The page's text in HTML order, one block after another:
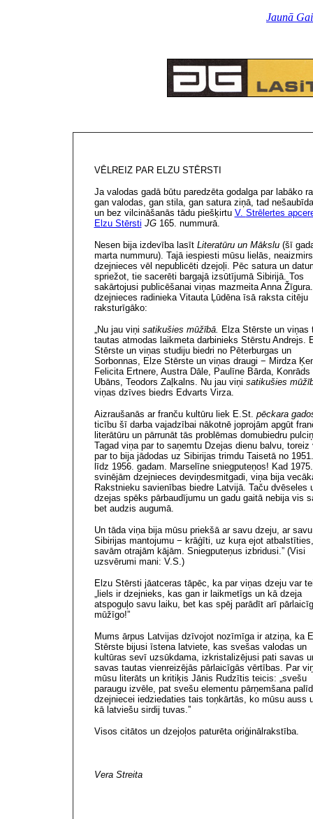
Jaunā
VĒLREIZ PAR ELZU STĒRSTI
Ja valodas gadā būtu paredzēta godalga par labāko
gan valodas, gan stila, gan satura ziņā, tad
un bez vilcināšanās tādu piešķirtu V. Strēlertes
Elzu Stērsti JG 165. nummurā.
Nesen bija izdevība lasīt Literatūru un Mākslu (šī
marta nummuru). Tajā iespiesti mūsu lielās,
dzejnieces vēl nepublicēti dzejoļi. Pēc satura un
spriežot, tie sacerēti bargajā izsūtījumā Sibirijā. Tos
sakārtojusi publicēšanai viņas mazmeita Anna
dzejnieces radinieka Vitauta Ļūdēna īsā raksta citēju
raksturīgāko:
„Nu jau viņi satikušies mūžībā. Elza Stērste un viņas
tautas atmodas laikmeta darbinieks Stērstu Andrejs.
Stērste un viņas studiju biedri no Pēterburgas un
Sorbonnas, Elze Stērste un viņas draugi − Mirdza
Felicita Ertnere, Austra Dāle, Paulīne Bārda, Konrāds
Ubāns, Teodors Zaļkalns. Nu jau viņi satikušies
viņas dzīves biedrs Edvarts Virza.
Aizraušanās ar franču kultūru liek E.St. pēckara
ticību šī darba vajadzībai nākotnē joprojām apgūt
literātūru un pārrunāt tās problēmas domubiedru
Tagad viņa par to saņemtu Dzejas dienu balvu, toreiz
par to bija jādodas uz Sibirijas trimdu Taisetā no
līdz 1956. gadam. Marselīne sniegputeņos! Kad
svinējām dzejnieces deviņdesmitgadi, viņa bija
Rakstnieku savienības biedre Latvijā. Taču dvēseles
dzejas spēks pārbaudījumu un gadu gaitā nebija vis
bet audzis augumā.
Un tāda viņa bija mūsu priekšā ar savu dzeju, ar savu
Sibirijas mantojumu − krāģīti, uz kuŗa ejot
savām otrajām kājām. Sniegputeņus izbridusi.” (Visi
uzsvērumi mani: V.S.)
Elzu Stērsti jāatceras tāpēc, ka par viņas dzeju var
„liels ir dzejnieks, kas gan ir laikmetīgs un kā dzeja
atspoguļo savu laiku, bet kas spēj parādīt arī
mūžīgo!”
Mums ārpus Latvijas dzīvojot nozīmīga ir atziņa, ka
Stērste bijusi īstena latviete, kas svešas valodas un
kultūras sevī uzsūkdama, izkristalizējusi pati savas
savas tautas vienreizējās pārlaicīgās vērtības. Par
mūsu literāts un kritiķis Jānis Rudzītis teicis: „svešu
paraugu izvēle, pat svešu elementu pārņemšana
dzejniecei iedziedaties tais toņkārtās, ko mūsu auss
kā latviešu sirdij tuvas.”
Visos citātos un dzejoļos paturēta oriģinālrakstība.
Vera Streita